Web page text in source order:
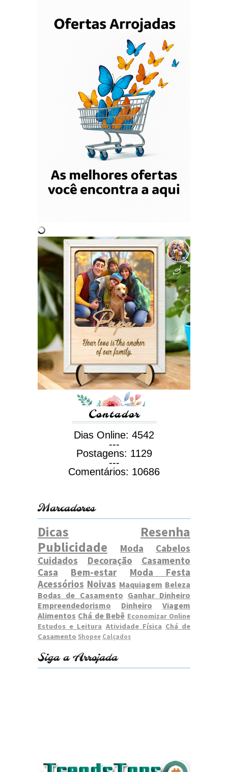
Contador
Dias Online: 4542
---
Postagens: 1129
---
Comentários: 10686
Marcadores
Dicas
Resenha
Publicidade
Moda
Cabelos
Cuidados
Decoração
Casamento
Casa
Bem-estar
Moda Festa
Acessórios Noivas Maquiagem Beleza
Bodas de Casamento Ganhar Dinheiro
Empreendedorismo
Dinheiro
Viagem
Alimentos Chá de Bebê Economizar Online
Estudos e Leitura Atividade Física Chá de
Casamento Shopee Calçados
Siga a Arrojada